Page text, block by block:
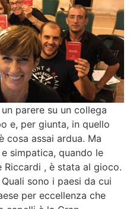
parere su un collega
e, per giunta, in quello
cosa assai ardua. Ma
simpatica, quando le
, è stata al gioco.
sono i paesi da cui
per eccellenza che